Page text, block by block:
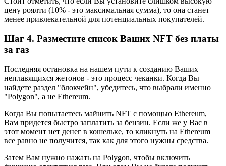
цену роялти (10% - это максимальная сумма), то она станет
менее привлекательной для потенциальных покупателей.
Шаг 4. Разместите список Ваших NFT без платы
за газ
Последняя остановка на нашем пути к созданию Ваших
неплавящихся жетонов - это процесс чеканки. Когда Вы
найдете раздел "блокчейн", убедитесь, что выбрали именно
"Polygon", а не Ethereum.
Когда Вы попытаетесь майнить NFT с помощью Ethereum,
Вам придется быстро заплатить за бензин. Если же у Вас в
этот момент нет денег в кошельке, то кликнуть на Ethereum
все равно не получится, так как для этого нужны средства.
Затем Вам нужно нажать на Polygon, чтобы включить